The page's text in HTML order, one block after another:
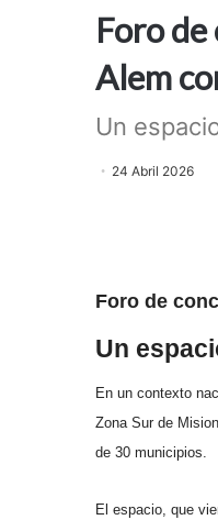
Foro de
Alem
Un
24 Abril 2026
Foro de
Un
En un contexto
Zona Sur de
de 30 municipios.
El espacio, que